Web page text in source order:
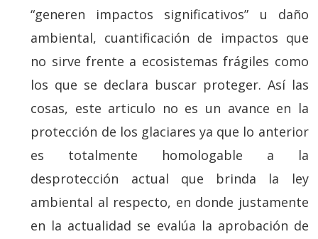
“generen impactos significativos” u daño
ambiental, cuantificación de impactos que
no sirve frente a ecosistemas frágiles como
los que se declara buscar proteger. Así las
cosas, este articulo no es un avance en la
protección de los glaciares ya que lo anterior
es totalmente homologable a la
desprotección actual que brinda la ley
ambiental al respecto, en donde justamente
en la actualidad se evalúa la aprobación de